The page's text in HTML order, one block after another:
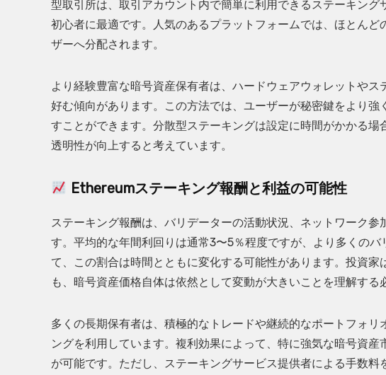
型取引所は、取引アカウント内で簡単に利用できるステーキン
初心者に最適です。人気のあるプラットフォームでは、ほとん
ザーへ分配されます。
より経験豊富な暗号資産保有者は、ハードウェアウォレットや
好む傾向があります。この方法では、ユーザーが秘密鍵をより
すことができます。分散型ステーキングは設定に時間がかかる
透明性が向上すると考えています。
Ethereumステーキング報酬と利益の可能性
ステーキング報酬は、バリデーターの活動状況、ネットワーク
す。平均的な年間利回りは通常3〜5％程度ですが、より多くの
て、この割合は時間とともに変化する可能性があります。投資
も、暗号資産価格自体は依然として変動が大きいことを理解する
多くの長期保有者は、積極的なトレードや継続的なポートフォ
ングを利用しています。複利効果によって、特に強気な暗号資
が可能です。ただし、ステーキングサービス提供者による手数